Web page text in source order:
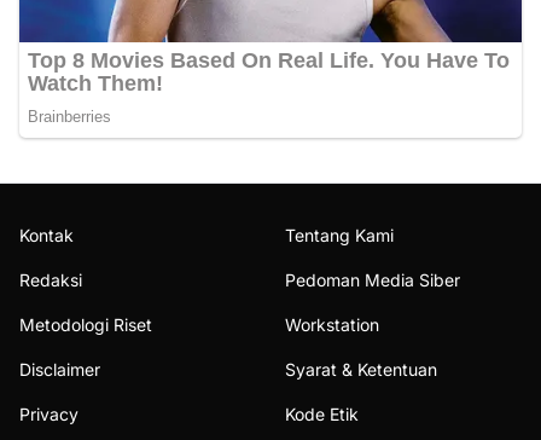
Kontak Tentang Kami
Redaksi Pedoman Media Siber
Metodologi Riset Workstation
Disclaimer Syarat & Ketentuan
Privacy Kode Etik